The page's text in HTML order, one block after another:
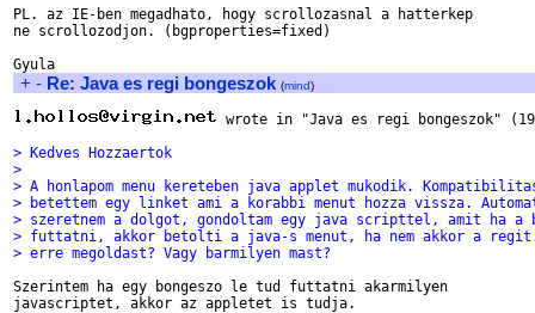
PL. az IE-ben megadhato, hogy scrollozasnal a hatterkep
ne scrollozodjon. (bgproperties=fixed)
+ - Re: Java es regi bongeszok (mind)
wrote in "Java es regi bongeszok"
> Kedves Hozzaertok
>
> A honlapom menu kereteben java applet mukodik.
> betettem egy linket ami a korabbi menut hozza vissza.
> szeretnem a dolgot, gondoltam egy java scripttel, amit ha a
> futtatni, akkor betolti a java-s menut, ha nem akkor a
> erre megoldast? Vagy barmilyen mast?
Szerintem ha egy bongeszo le tud futtatni akarmilyen
javascriptet, akkor az appletet is tudja.